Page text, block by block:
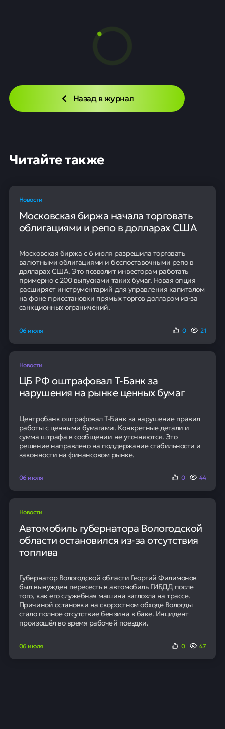
Китай продлил безвизовый
Новости 0 8
Безвизовый режим между Россией и Китаем будет
продления соглашения стала китайская сторона.
Документ, действующий до сентября 2026 года,
предусматривает возможность пребывания граждан в
другой стране без визы на срок до 30 дней.
Официальный статус этого правила сохраняется.
95
Наших клиентов получают
положительное решение в банке
поручителей
Назад в журнал
Читайте также